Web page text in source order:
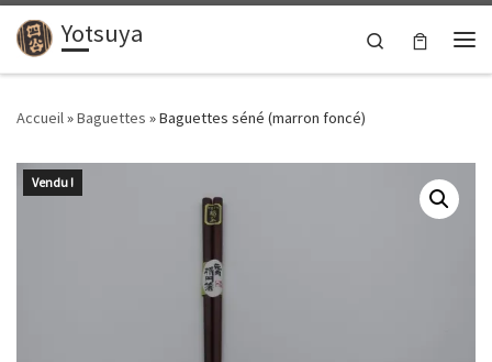
Passer au contenu
Yotsuya
Search
Accueil»Baguettes »Baguettes séné (marron foncé)
Vendu !